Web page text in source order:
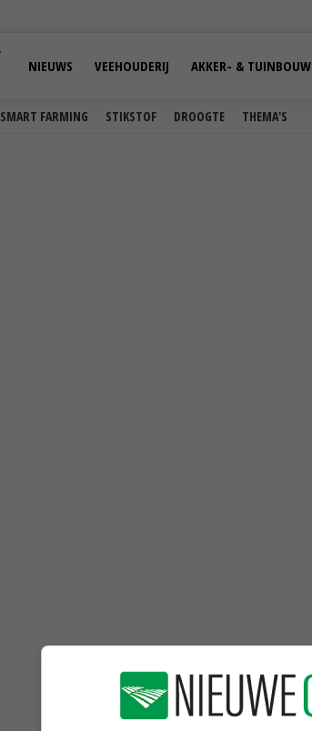
SMART FARMING STIKSTOF DROOGTE THEMA'S
NIEUWS VEEHOUDERIJ AKKER- & TUINBOUW